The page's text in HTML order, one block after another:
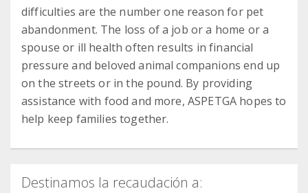
difficulties are the number one reason for pet
abandonment. The loss of a job or a home or a
spouse or ill health often results in financial
pressure and beloved animal companions end up
on the streets or in the pound. By providing
assistance with food and more, ASPETGA hopes to
help keep families together.
Destinamos la recaudación a: